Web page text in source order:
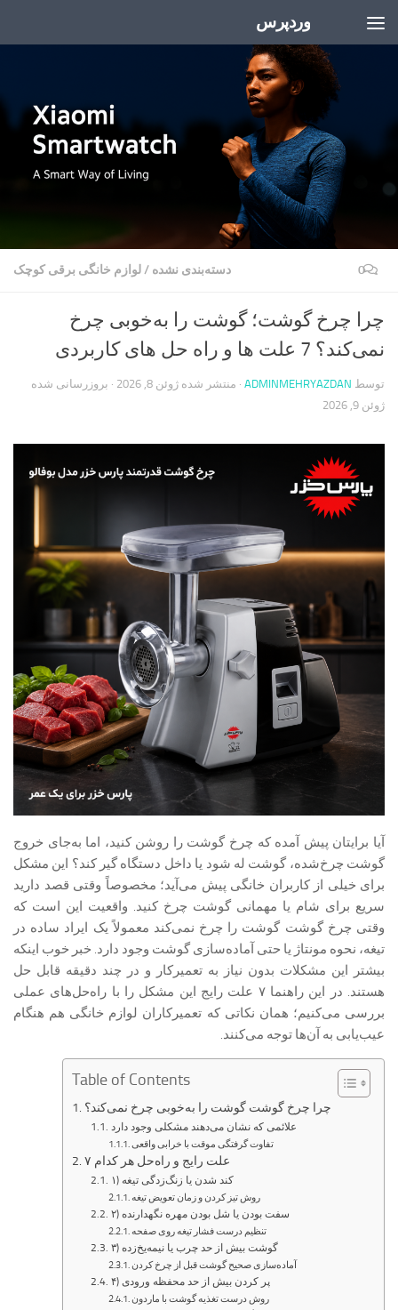
وردپرس
دسته‌بندی نشده /لوازم خانگی برقی کوچک 0
چرا چرخ گوشت؛ گوشت را به‌خوبی چرخ
نمی‌کند؟ 7 علت ها و راه حل های کاربردی
توسط ADMINMEHRYAZDAN · منتشر شده ژوئن 8, 2026
· بروزرسانی شده
ژوئن 9, 2026
آیا برایتان پیش آمده که چرخ گوشت را روشن کنید، اما به‌جای خروج
گوشت چرخ‌شده، گوشت له شود یا داخل دستگاه گیر کند؟ این مشکل
برای خیلی از کاربران خانگی پیش می‌آید؛ مخصوصاً وقتی قصد دارید
سریع برای شام یا مهمانی گوشت چرخ کنید. واقعیت این است که
وقتی چرخ گوشت گوشت را چرخ نمی‌کند معمولاً یک ایراد ساده در
تیغه، نحوه مونتاژ یا حتی آماده‌سازی گوشت وجود دارد. خبر خوب اینکه
بیشتر این مشکلات بدون نیاز به تعمیرکار و در چند دقیقه قابل حل
هستند. در این راهنما ۷ علت رایج این مشکل را با راه‌حل‌های عملی
بررسی می‌کنیم؛ همان نکاتی که تعمیرکاران لوازم خانگی هم هنگام
عیب‌یابی به آن‌ها توجه می‌کنند.
Table of Contents
چرا چرخ گوشت گوشت را به‌خوبی چرخ نمی‌کند؟
علائمی که نشان می‌دهند مشکلی وجود دارد
تفاوت گرفتگی موقت با خرابی واقعی
۷ علت رایج و راه‌حل هر کدام
۱) کند شدن یا زنگ‌زدگی تیغه
روش تیز کردن و زمان تعویض تیغه
۲) سفت بودن یا شل بودن مهره نگهدارنده
تنظیم درست فشار تیغه روی صفحه
۳) گوشت بیش از حد چرب یا نیمه‌یخ‌زده
آماده‌سازی صحیح گوشت قبل از چرخ کردن
۴) پر کردن بیش از حد محفظه ورودی
روش درست تغذیه گوشت با ماردون